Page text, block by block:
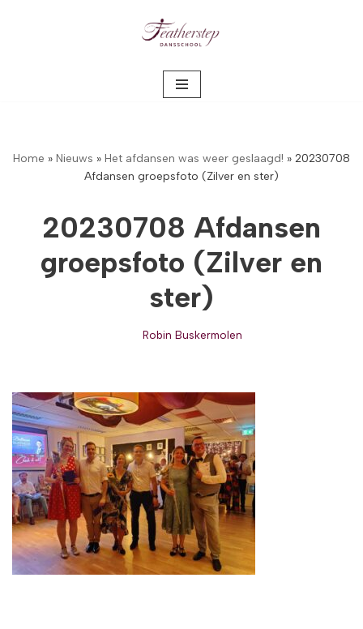
Home » Nieuws » Het afdansen was weer geslaagd! » 20230708
Afdansen groepsfoto (Zilver en ster)
20230708 Afdansen
groepsfoto (Zilver en
ster)
Robin Buskermolen